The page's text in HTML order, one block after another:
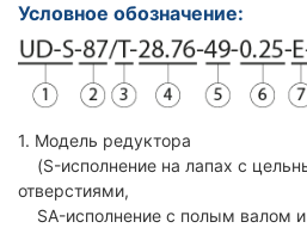
Условное обозначение:
1. Модель редуктора
(S-исполнение на лапах с
отверстиями,
SA-исполнение с полым валом